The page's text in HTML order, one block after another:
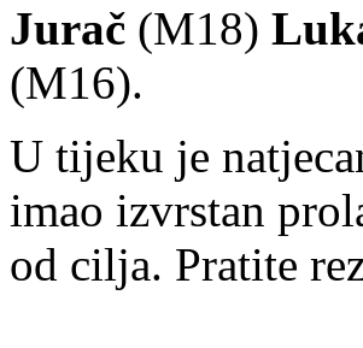
Jurač (M18)
(M16).
U tijeku je
imao izvrstan
od cilja. Pratite